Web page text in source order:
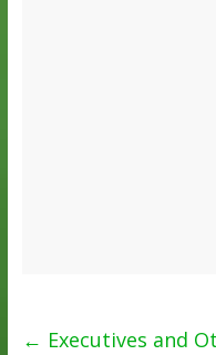
← Executives and